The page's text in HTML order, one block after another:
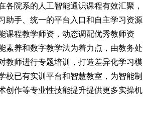
各院系的人工智能通识课程有效汇聚，
助手、统一的平台入口和自主学习资源
课程教学师资，动态调配优秀教师资
素养和数字教学法为着力点，由教务处
教师进行专题培训，打造差异化学习模
校已有实训平台和智慧教室，为智能制
创作等专业性技能提升提供更多实操机